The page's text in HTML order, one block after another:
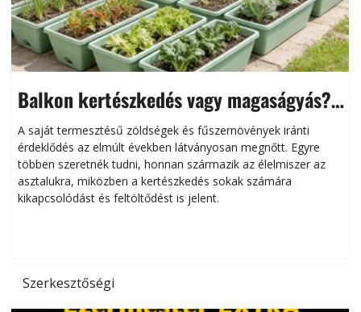
Balkon kertészkedés vagy magaságyás?
Helytakarékos kertészkedés
A saját termesztésű zöldségek és fűszernövények iránti
érdeklődés az elmúlt években látványosan megnőtt. Egyre
többen szeretnék tudni, honnan származik az élelmiszer az
asztalukra, miközben a kertészkedés sokak számára
kikapcsolódást és feltöltődést is jelent.
Szerkesztőségi